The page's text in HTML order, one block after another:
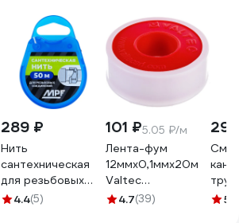
289 ₽
Нить
сантехническая
для резьбовых
соединений MPF
4.4(5)
101 ₽5.05 ₽/м
Лента-фум
12ммх0,1ммх20м
Valtec
VT.PTFE.0.121020
4.7(39) 5